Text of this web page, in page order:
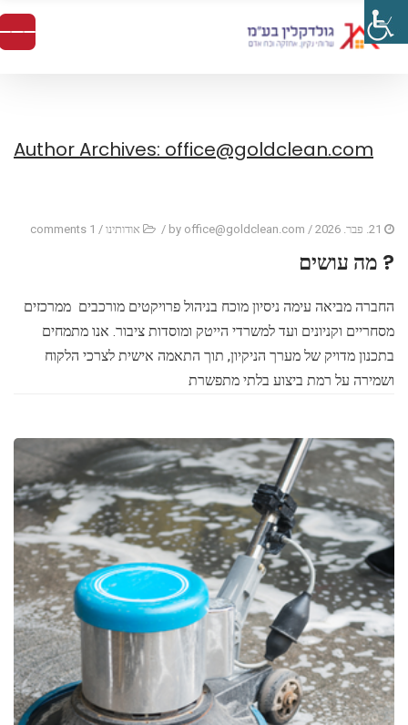
Author Archives: office@goldclean.com
/ by
office@goldclean.com
/ אודותינו /
1 comments
? מה עושים
החברה מביאה עימה ניסיון מוכח בניהול פרויקטים מורכבים ממרכזים
מסחריים וקניונים ועד למשרדי הייטק ומוסדות ציבור. אנו מתמחים
בתכנון מדויק של מערך הניקיון, תוך התאמה אישית לצרכי הלקוח
ושמירה על רמת ביצוע בלתי מתפשרת